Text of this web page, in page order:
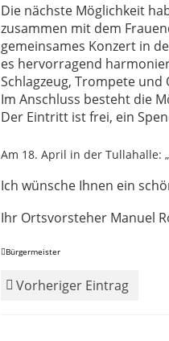
Die nächste Möglichkeit
zusammen mit dem
gemeinsames Konzert in
es hervorragend
Schlagzeug, Trompete
Im Anschluss besteht die
Der Eintritt ist frei, ein
Am 18. April in der Tullahalle:
Ich wünsche Ihnen ein
Ihr Ortsvorsteher Manuel
Bürgermeister
Vorheriger Eintrag